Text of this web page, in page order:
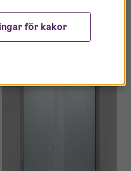
för kakor